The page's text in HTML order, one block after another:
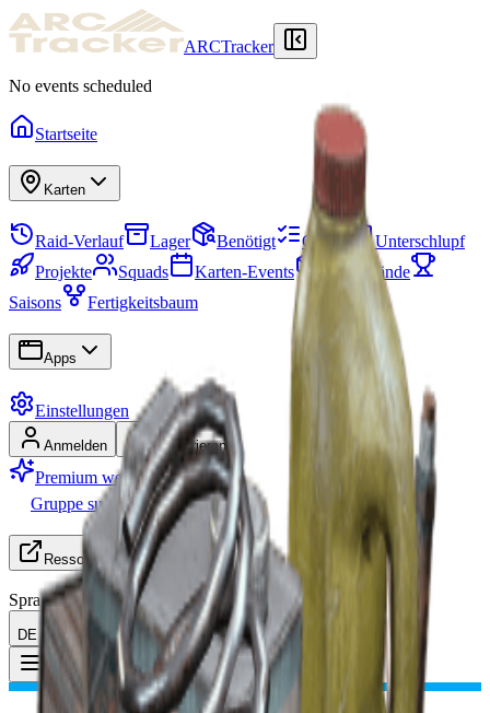
ARCTracker
No events scheduled
Startseite
Karten
Raid-Verlauf Lager Benötigt Quests
Unterschlupf
Projekte
Squads Karten-Events
Gegenstände
Saisons
Fertigkeitsbaum
Apps
Einstellungen
Anmelden Registrieren
Premium werden
Gruppe suchen (LFG)
Ressourcen
Sprache
DE Deutsch
Toggle Menu Gegenstand Kühlspule